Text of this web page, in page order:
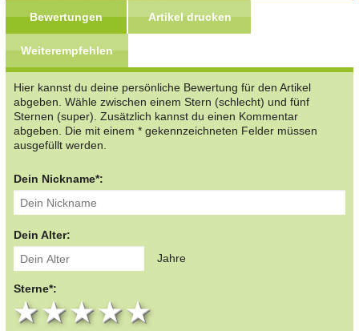
Bewertungen Artikel drucken
Weiterempfehlen
Hier kannst du deine persönliche Bewertung für den Artikel
abgeben. Wähle zwischen einem Stern (schlecht) und fünf
Sternen (super). Zusätzlich kannst du einen Kommentar
abgeben. Die mit einem * gekennzeichneten Felder müssen
ausgefüllt werden.
Dein Nickname*:
Dein Alter:
Jahre
Sterne*:
4 stars
3 stars
2 stars
1 star